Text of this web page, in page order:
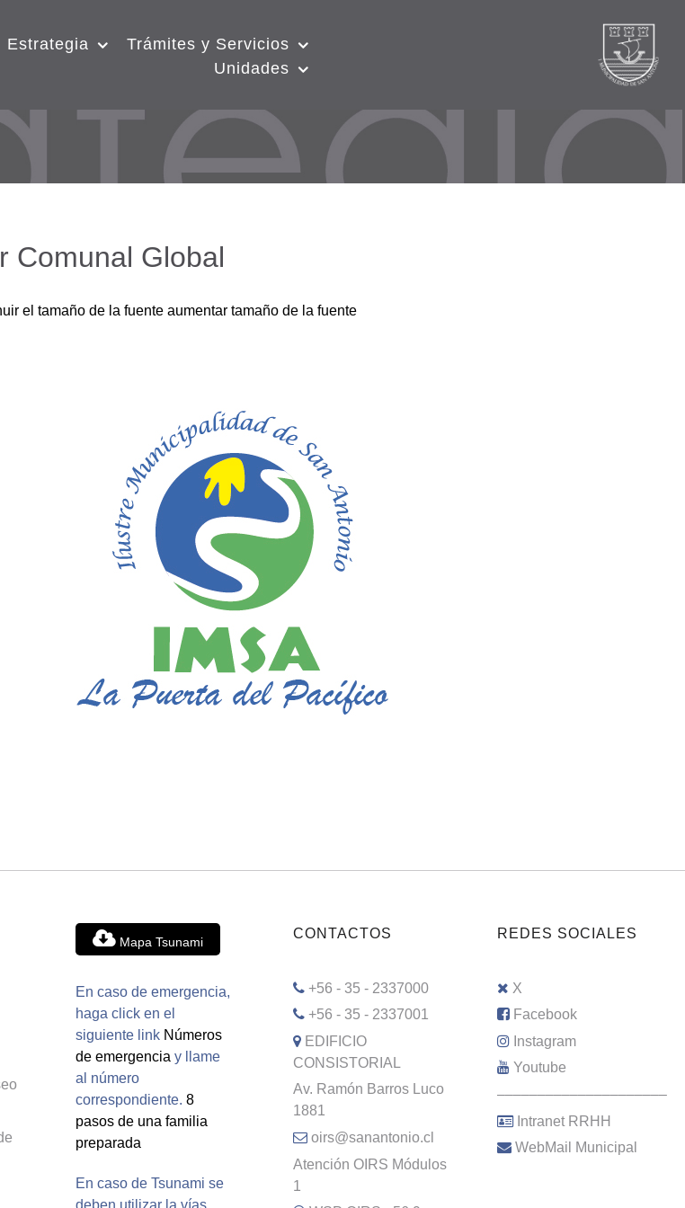
Estrategia
Trámites y Servicios
Unidades
Comunal Global
el tamaño de la fuente aumentar tamaño de la fuente
Mapa Tsunami
En caso de emergencia,
haga click en el
siguiente link Números
de emergencia y llame
al número
correspondiente. 8
pasos de una familia
preparada
En caso de Tsunami se
deben utilizar la vías
CONTACTOS
+56 - 35 - 2337000
+56 - 35 - 2337001
EDIFICIO
CONSISTORIAL
Av. Ramón Barros Luco
1881
oirs@sanantonio.cl
Atención OIRS Módulos
1
REDES SOCIALES
X
Facebook
Instagram
Youtube
–––––––––––––––––––––
Intranet RRHH
WebMail Municipal